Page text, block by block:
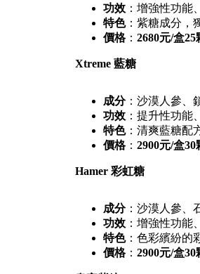
功效 ：增強性功能
特色：紫糖成分，
價格： 2680元/盒25
Xtreme 藍糖
成分：沙漠人參、
功效 ：提升性功能
特色：清爽藍糖配
價格： 2900元/盒30
Hamer 彩虹糖
成分：沙漠人參、
功效 ：增強性功能
特色：色彩繽紛的
價格： 2900元/盒30